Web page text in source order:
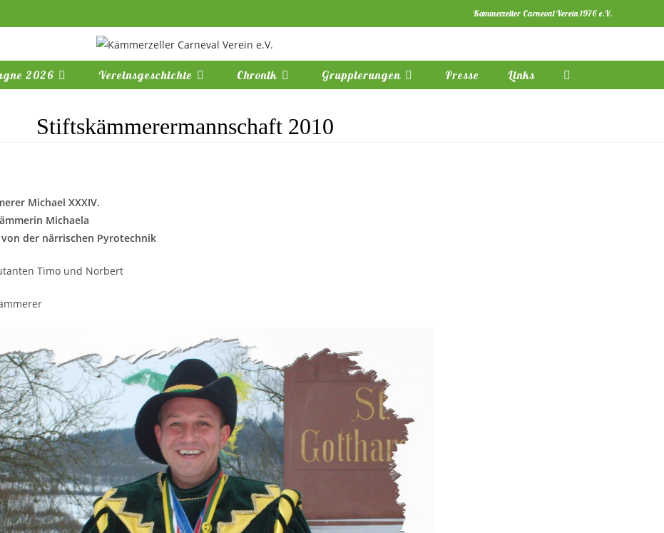
Kämmerzeller Carneval Verein 1976 e.V.
2026 Vereinsgeschichte Chronik Gruppierungen Presse Links Website-
Stiftskämmerermannschaft 2010
Michael XXXIV.
Michaela
der närrischen Pyrotechnik
Timo und Norbert